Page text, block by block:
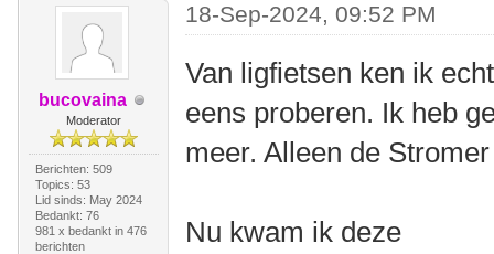
bucovaina
Moderator
Berichten: 509
Topics: 53
Lid sinds: May 2024
Bedankt: 76
981 x bedankt in 476
berichten
18-Sep-2024, 09:52 PM
Van ligfietsen ken ik
eens proberen. Ik heb
meer. Alleen de
Nu kwam ik deze